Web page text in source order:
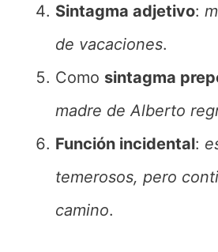
Sintagma adjetivo:
de vacaciones.
Como sintagma
madre de Alberto
Función incidental:
temerosos, pero
camino.